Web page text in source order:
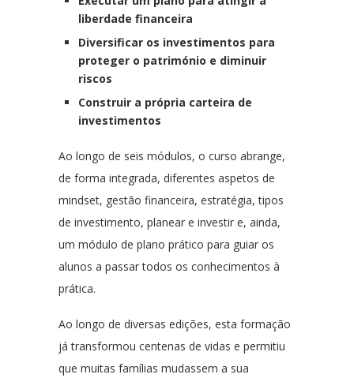
liberdade financeira
Diversificar os investimentos para
proteger o património e diminuir
riscos
Construir a própria carteira de
investimentos
Ao longo de seis módulos, o curso abrange,
de forma integrada, diferentes aspetos de
mindset, gestão financeira, estratégia, tipos
de investimento, planear e investir e, ainda,
um módulo de plano prático para guiar os
alunos a passar todos os conhecimentos à
prática.
Ao longo de diversas edições, esta formação
já transformou centenas de vidas e permitiu
que muitas famílias mudassem a sua